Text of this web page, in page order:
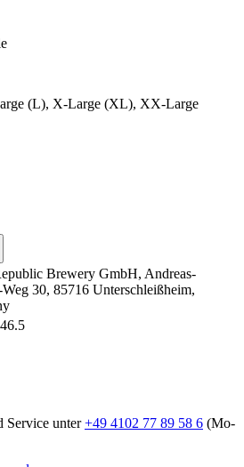
(L), X-Large (XL), XX-Large
Brewery GmbH, Andreas-
30, 85716 Unterschleißheim,
Service unter+49 4102 77 89 58 6 (Mo-